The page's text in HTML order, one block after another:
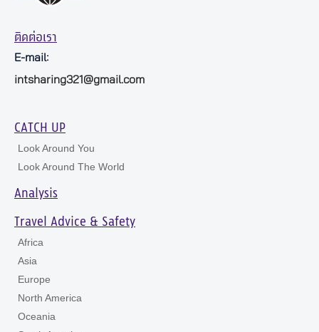
ติดต่อเรา
E-mail:
intsharing321@gmail.com
CATCH UP
Look Around You
Look Around The World
Analysis
Travel Advice & Safety
Africa
Asia
Europe
North America
Oceania